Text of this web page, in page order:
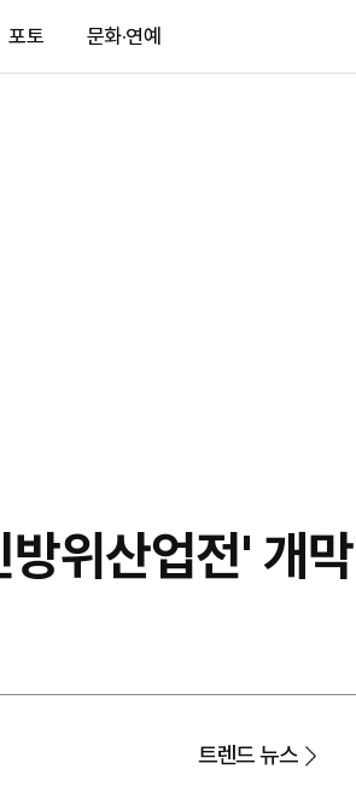
포토 문화·연예
위산업전' 개막
트렌드 뉴스